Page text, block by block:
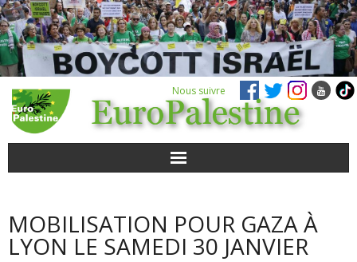
Nous suivre
POUR AGIR
MOBILISATION POUR GAZA À
LYON LE SAMEDI 30 JANVIER